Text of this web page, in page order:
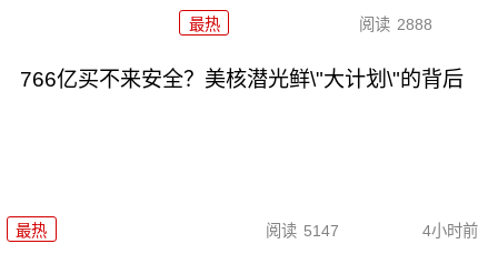
最热 阅读 2888
766亿买不来安全？美核潜光鲜\"大计划\"的背后
最热 阅读 5147 4小时前